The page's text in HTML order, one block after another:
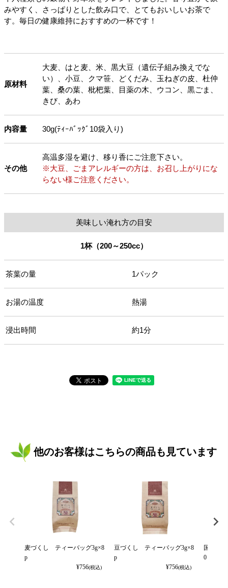
みやすく、さっぱりとした飲み口で、とてもおいしいお茶で
す。毎日の健康維持におすすめの一杯です！
原材料
大麦、はと麦、米、黒大豆（遺伝子組み換えでな
い）、小豆、クマ笹、どくだみ、玉ねぎの皮、杜仲
葉、桑の葉、枇杷葉、目薬の木、ウコン、黒ごま、
きび、あわ
内容量 30g(ﾃｨｰﾊﾞｯｸﾞ10袋入り)
その他
高温多湿を避け、移り香にご注意下さい。
※大豆、ごまアレルギーの方は、お召し上がりにな
らない様ご注意ください。
美味しい淹れ方の目安
1杯（200～250cc）
茶葉の量 1パック
お湯の温度 熱湯
浸出時間 約1分
他のお客様はこちらの商品も見ています
麦づくし ティーバッグ3g×8
p
¥756(税込)
豆づくし ティーバッグ3g×8
p
¥756(税込)
国産麦
0ｐ